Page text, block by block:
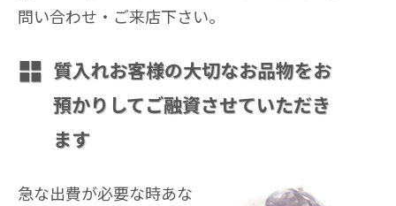
問い合わせ・ご来店下さい。
質入れお客様の大切なお品物をお
預かりしてご融資させていただき
ます
急な出費が必要な時あな